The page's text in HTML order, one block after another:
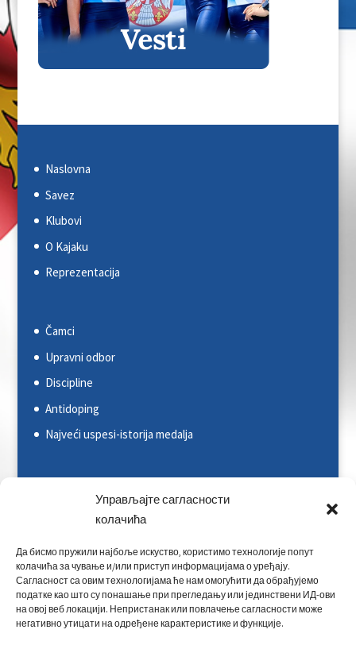
Управљајте сагласности
колачића
Да бисмо пружили најбоље искуство, користимо технологије попут
колачића за чување и/или приступ информацијама о уређају.
Сагласност са овим технологијама ће нам омогућити да обрађујемо
податке као што су понашање при прегледању или јединствени ИД-ови
на овој веб локацији. Непристанак или повлачење сагласности може
негативно утицати на одређене карактеристике и функције.
Naslovna
Savez
Klubovi
O Kajaku
Reprezentacija
Čamci
Upravni odbor
Discipline
Antidoping
Najveći uspesi-istorija medalja
Svetska kajakaška federacija (ICF)
Evropska kajakaška asocijacija (ECA)
Rezultati na nacionalnim takmičenjima
Rezultati na međunarodnim takmičenjima
Kontakt